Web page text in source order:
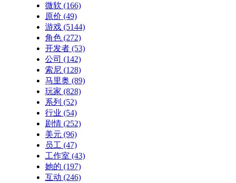
微软 (166)
原价 (49)
游戏 (5144)
角色 (272)
开发者 (53)
公司 (142)
索尼 (128)
马里奥 (89)
玩家 (828)
系列 (52)
行业 (54)
剧情 (252)
美元 (96)
员工 (47)
工作室 (43)
她的 (197)
互动 (246)